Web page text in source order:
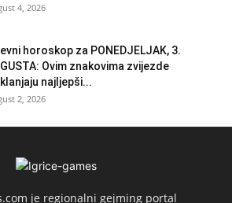
4, 2026
horoskop za PONEDJELJAK, 3.
Ovim znakovima zvijezde
najljepši...
2, 2026
je regionalni gejming portal